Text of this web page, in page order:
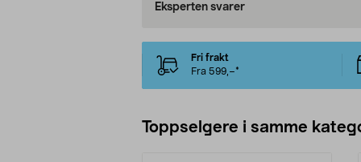
Eksperten svarer
Fri frakt
Fra 599,–*
Toppselgere i samme